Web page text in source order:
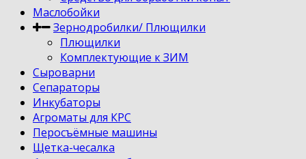
Маслобойки
Зернодробилки/ Плющилки
Плющилки
Комплектующие к ЗИМ
Сыроварни
Сепараторы
Инкубаторы
Агроматы для КРС
Перосъёмные машины
Щетка-чесалка